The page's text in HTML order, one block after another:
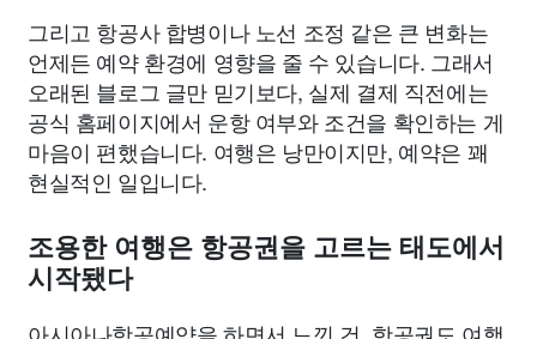
그리고 항공사 합병이나 노선 조정 같은 큰 변화는
언제든 예약 환경에 영향을 줄 수 있습니다. 그래서
오래된 블로그 글만 믿기보다, 실제 결제 직전에는
공식 홈페이지에서 운항 여부와 조건을 확인하는 게
마음이 편했습니다. 여행은 낭만이지만, 예약은 꽤
현실적인 일입니다.
조용한 여행은 항공권을 고르는 태도에서
시작됐다